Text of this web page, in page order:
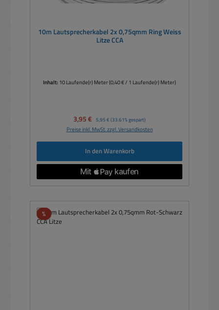
10m Lautsprecherkabel 2x 0,75qmm Ring Weiss
Litze CCA
Inhalt: 10 Laufende(r) Meter(0,40 € / 1 Laufende(r) Meter)
Verkaufspreis:
3,95 € Regulärer Preis:
5,95 € (33.61% gespart)
Preise inkl. MwSt. zzgl. Versandkosten
In den Warenkorb
%Rabatt